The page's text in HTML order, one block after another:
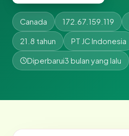
Canada 172.67.159.119
21.8 tahun PT JC Indonesia
Diperbarui3 bulan yang lalu